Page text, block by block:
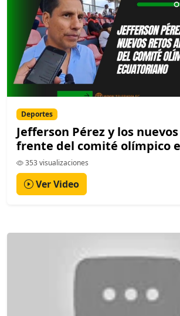
Deportes
Jefferson Pérez y los
frente del comité olímpico
353 visualizaciones
Ver Video